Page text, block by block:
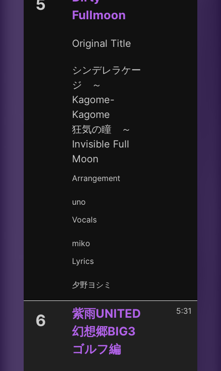
5
Fullmoon
Original Title
シンデレラケー
ジ ～
Kagome-
Kagome
狂気の瞳 ～
Invisible Full
Moon
Arrangement
uno
Vocals
miko
Lyrics
夕野ヨシミ
6
紫雨UNITED
幻想郷BIG3
ゴルフ編
5:31